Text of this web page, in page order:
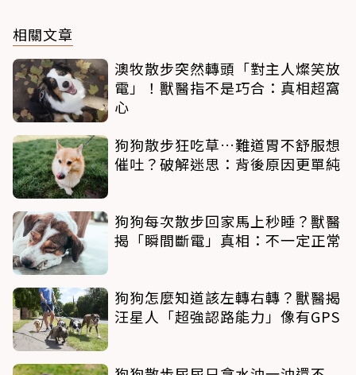
相關文章
澳牧散步突然轉頭「對主人燦笑放
電」！獸醫指不是巧合：真相超窩
心
狗狗散步狂吃草…難道胃不舒服想
催吐？破解迷思：背後原因更單純
狗狗每次散步回家馬上秒睡？獸醫
揭「瞬間斷電」真相：不一定正常
狗狗怎麼知道該左轉右轉？獸醫揭
汪星人「超強認路能力」像有GPS